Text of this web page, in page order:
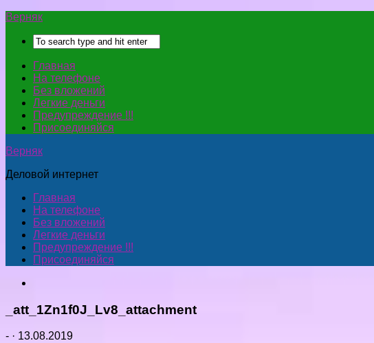
Верняк
Главная
На телефоне
Без вложений
Легкие деньги
Предупреждение !!!
Присоединяйся
Верняк
Деловой интернет
Главная
На телефоне
Без вложений
Легкие деньги
Предупреждение !!!
Присоединяйся
_att_1Zn1f0J_Lv8_attachment
- · 13.08.2019